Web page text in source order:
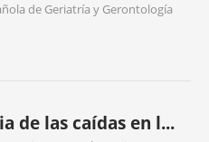
de Geriatría y Gerontología
de las caídas en l...